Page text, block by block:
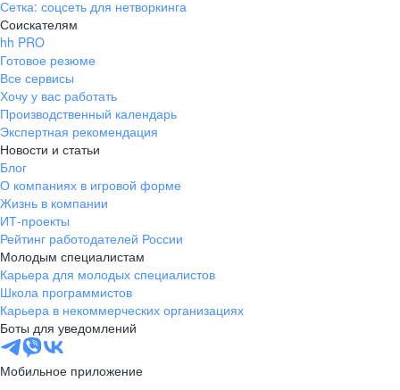
Сетка: соцсеть для нетворкинга
Соискателям
hh PRO
Готовое резюме
Все сервисы
Хочу у вас работать
Производственный календарь
Экспертная рекомендация
Новости и статьи
Блог
О компаниях в игровой форме
Жизнь в компании
ИТ-проекты
Рейтинг работодателей России
Молодым специалистам
Карьера для молодых специалистов
Школа программистов
Карьера в некоммерческих организациях
Боты для уведомлений
Мобильное приложение